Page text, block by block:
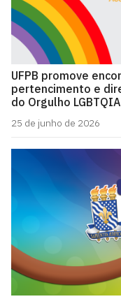
UFPB promove
pertencimento e
do Orgulho
25 de junho de 2026